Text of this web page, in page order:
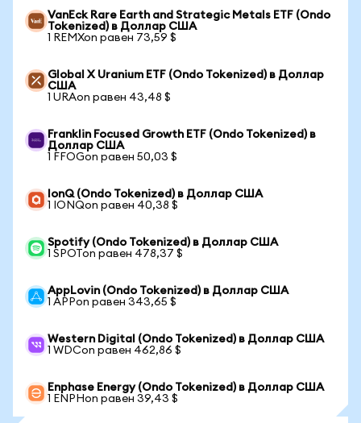
VanEck Rare Earth and Strategic Metals ETF (Ondo
Tokenized) в Доллар США
1 REMXon равен 73,59 $
Global X Uranium ETF (Ondo Tokenized) в Доллар
США
1 URAon равен 43,48 $
Franklin Focused Growth ETF (Ondo Tokenized) в
Доллар США
1 FFOGon равен 50,03 $
IonQ (Ondo Tokenized) в Доллар США
1 IONQon равен 40,38 $
Spotify (Ondo Tokenized) в Доллар США
1 SPOTon равен 478,37 $
AppLovin (Ondo Tokenized) в Доллар США
1 APPon равен 343,65 $
Western Digital (Ondo Tokenized) в Доллар США
1 WDCon равен 462,86 $
Enphase Energy (Ondo Tokenized) в Доллар США
1 ENPHon равен 39,43 $